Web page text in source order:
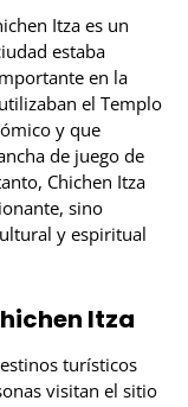
Itza es un
estaba
en la
el Templo
y que
de juego de
Chichen Itza
sino
y espiritual
Itza
turísticos
visitan el sitio